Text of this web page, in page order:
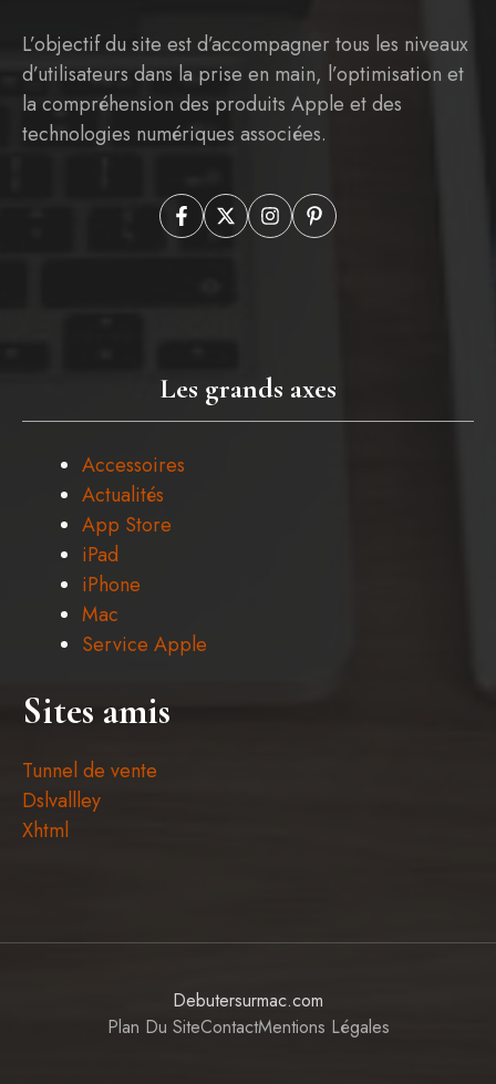
L’objectif du site est d’accompagner tous les niveaux
d’utilisateurs dans la prise en main, l’optimisation et
la compréhension des produits Apple et des
technologies numériques associées.
Les grands axes
Accessoires
Actualités
App Store
iPad
iPhone
Mac
Service Apple
Sites amis
Tunnel de vente
Dslvallley
Xhtml
Debutersurmac.com
Plan Du SiteContactMentions Légales